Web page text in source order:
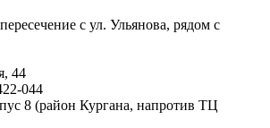
с ул. Ульянова, рядом с
44
044
8 (район Кургана, напротив ТЦ